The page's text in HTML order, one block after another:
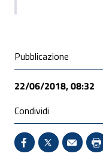
Condivisione
Pubblicazione
22/06/2018, 08:32
Condividi
Condividi su
X - SitoInvio